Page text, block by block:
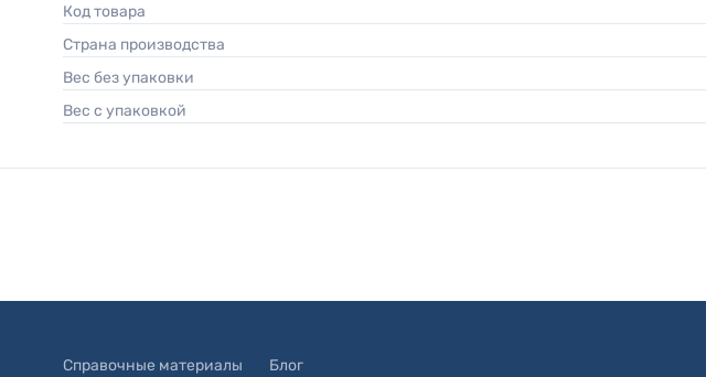
Код товара
Страна производства
Вес без упаковки
Вес с упаковкой
Справочные материалы Блог